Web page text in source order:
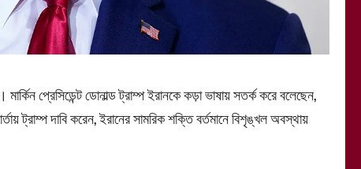
প্রেসিডেন্ট ডোনাল্ড ট্রাম্প ইরানকে কড়া ভাষায় সতর্ক করে বলেছেন,
ট্রাম্প দাবি করেন, ইরানের সামরিক শক্তি বর্তমানে বিশৃঙ্খল অবস্থায়